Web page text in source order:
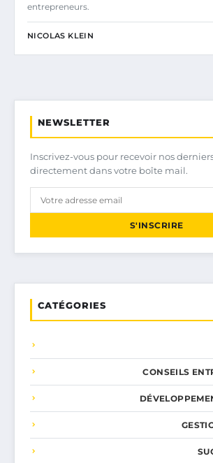
entrepreneurs.
NICOLAS KLEIN
NEWSLETTER
Inscrivez-vous pour recevoir nos
directement dans votre boîte mail.
S'INSCRIRE
CATÉGORIES
CONSEILS